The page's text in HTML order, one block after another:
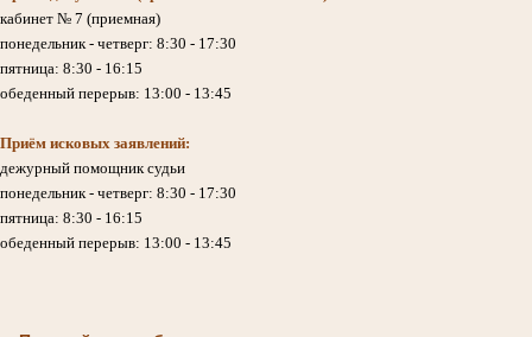
кабинет № 7 (приемная)
понедельник - четверг: 8:30 - 17:30
пятница: 8:30 - 16:15
обеденный перерыв: 13:00 - 13:45
Приём исковых заявлений:
дежурный помощник судьи
понедельник - четверг: 8:30 - 17:30
пятница: 8:30 - 16:15
обеденный перерыв: 13:00 - 13:45